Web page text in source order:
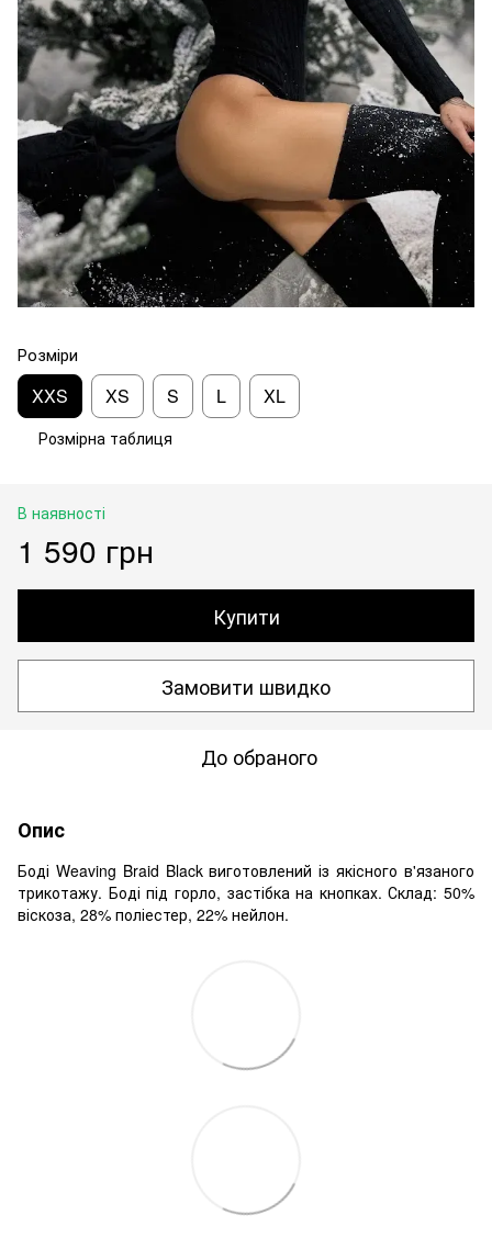
Розміри
XXS XS S L XL
Розмірна таблиця
В наявності
1 590 грн
Купити
Замовити швидко
До обраного
Опис
Боді Weaving Braid Black виготовлений із якісного в'язаного
трикотажу. Боді під горло, застібка на кнопках. Склад: 50%
віскоза, 28% поліестер, 22% нейлон.